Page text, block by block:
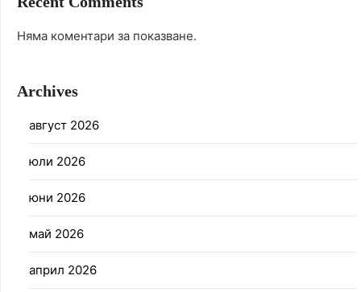
Няма коментари за показване.
Archives
август 2026
юли 2026
юни 2026
май 2026
април 2026